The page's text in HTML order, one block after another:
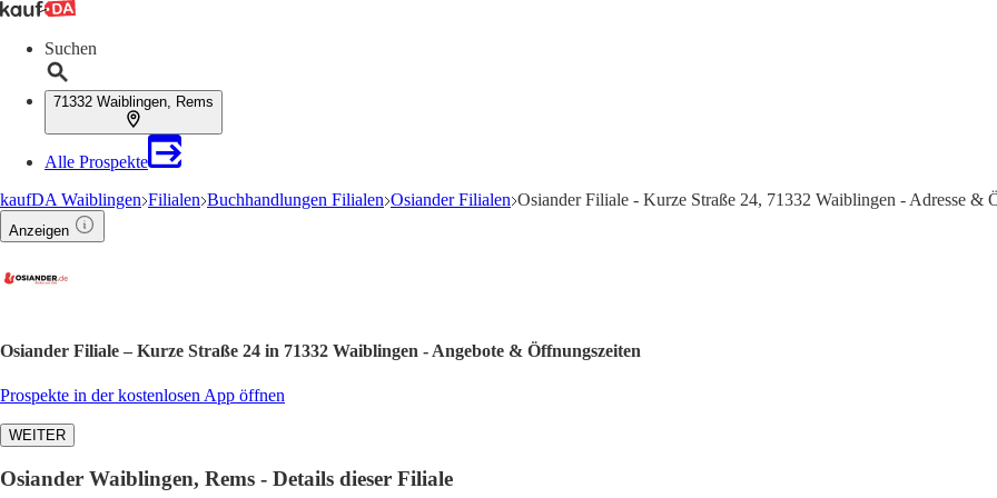
Suchen
71332 Waiblingen, Rems
Alle Prospekte
kaufDA Waiblingen Filialen Buchhandlungen Filialen Osiander Filialen Osiander Filiale - Kurze Straße 24, 71332 Waiblingen - Adresse &
Anzeigen
Osiander Filiale – Kurze Straße 24 in 71332 Waiblingen - Angebote & Öffnungszeiten
Prospekte in der kostenlosen App öffnen
WEITER
Osiander Waiblingen, Rems - Details dieser Filiale